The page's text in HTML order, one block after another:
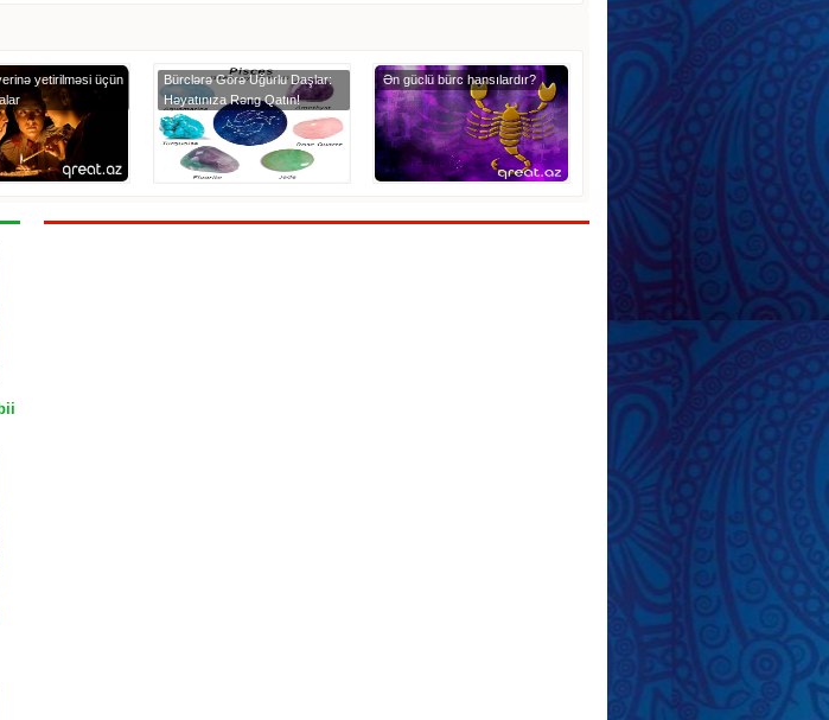
yetirilməsi üçün
Bürclərə Görə Uğurlu Daşlar:
Həyatınıza Rəng Qatın!
Ən güclü bürc hansılardır?